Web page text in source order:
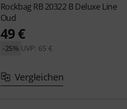
Rockbag RB 20322 B Deluxe Line
Oud
49 €
UVP: 65 €
-25%
Vergleichen